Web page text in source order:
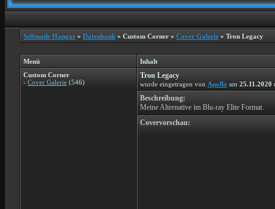
Selfmade Hangar » Datenbank » Custom Corner » Cover Galerie » Tron Legacy
Menü
Inhalt
Custom Corner
- Cover Galerie (546)
Tron Legacy
wurde eingetragen von Apollo am 25.11.2020
Beschreibung:
Meine Alternative im Blu-ray Elite Format.
Covervorschau: